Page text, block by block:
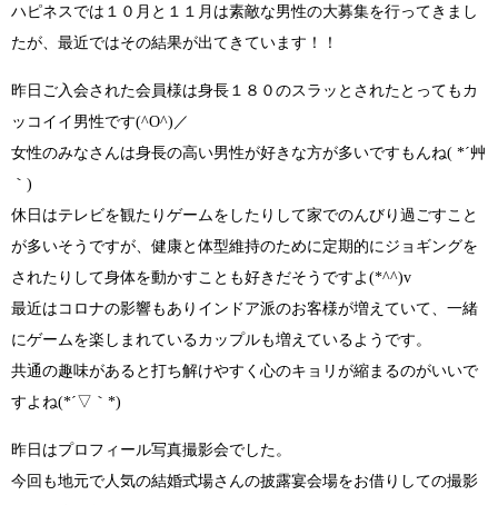
ハピネスでは１０月と１１月は素敵な男性の大募集を行ってきまし
たが、最近ではその結果が出てきています！！
昨日ご入会された会員様は身長１８０のスラッとされたとってもカ
ッコイイ男性です(^O^)／
女性のみなさんは身長の高い男性が好きな方が多いですもんね( *´艸
｀)
休日はテレビを観たりゲームをしたりして家でのんびり過ごすこと
が多いそうですが、健康と体型維持のために定期的にジョギングを
されたりして身体を動かすことも好きだそうですよ (*^^)v
最近はコロナの影響もありインドア派のお客様が増えていて、一緒
にゲームを楽しまれているカップルも増えているようです。
共通の趣味があると打ち解けやすく心のキョリが縮まるのがいいで
すよね(*´▽ ｀*)
昨日はプロフィール写真撮影会でした。
今回も地元で人気の結婚式場さんの披露宴会場をお借りしての撮影